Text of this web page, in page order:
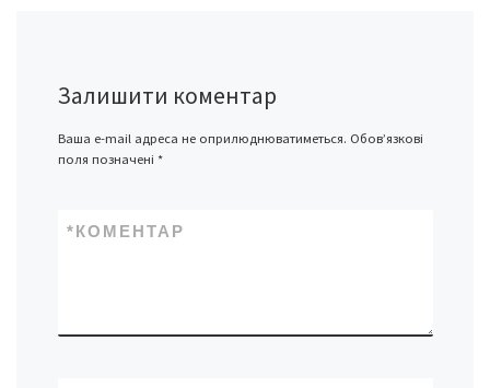
Залишити коментар
Ваша e-mail адреса не оприлюднюватиметься. Обов’язкові
поля позначені *
КОМЕНТАР
*